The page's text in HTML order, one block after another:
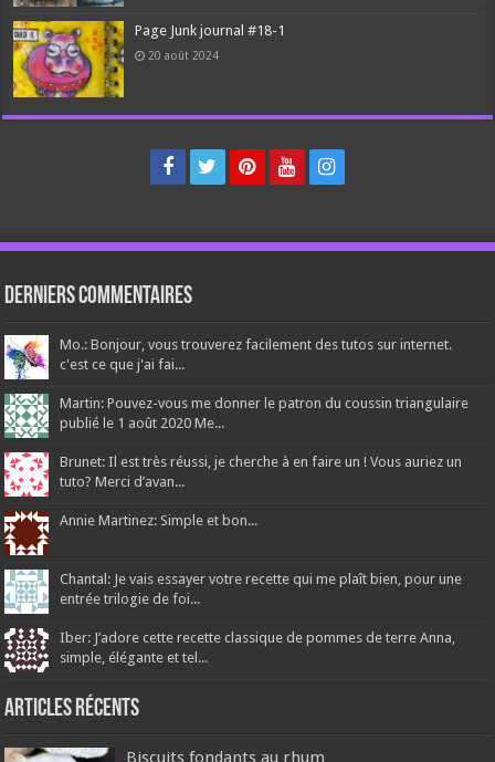
Page Junk journal #18-1
20 août 2024
Derniers Commentaires
Mo.: Bonjour, vous trouverez facilement des tutos sur internet.
c'est ce que j'ai fai...
Martin: Pouvez-vous me donner le patron du coussin triangulaire
publié le 1 août 2020 Me...
Brunet: Il est très réussi, je cherche à en faire un ! Vous auriez un
tuto? Merci d’avan...
Annie Martinez: Simple et bon...
Chantal: Je vais essayer votre recette qui me plaît bien, pour une
entrée trilogie de foi...
Iber: J’adore cette recette classique de pommes de terre Anna,
simple, élégante et tel...
Articles récents
Biscuits fondants au rhum